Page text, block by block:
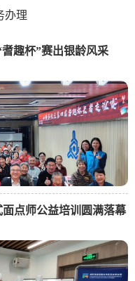
办理
趣杯”赛出银龄风采
点师公益培训圆满落幕